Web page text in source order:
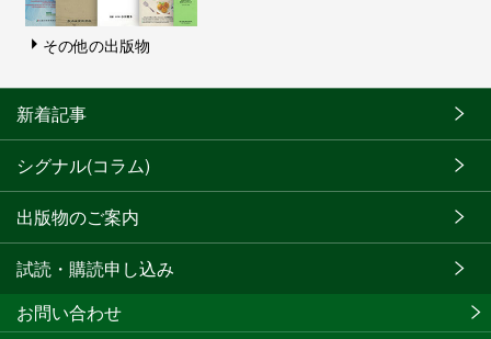
その他の出版物
新着記事
シグナル(コラム)
出版物のご案内
試読・購読申し込み
お問い合わせ